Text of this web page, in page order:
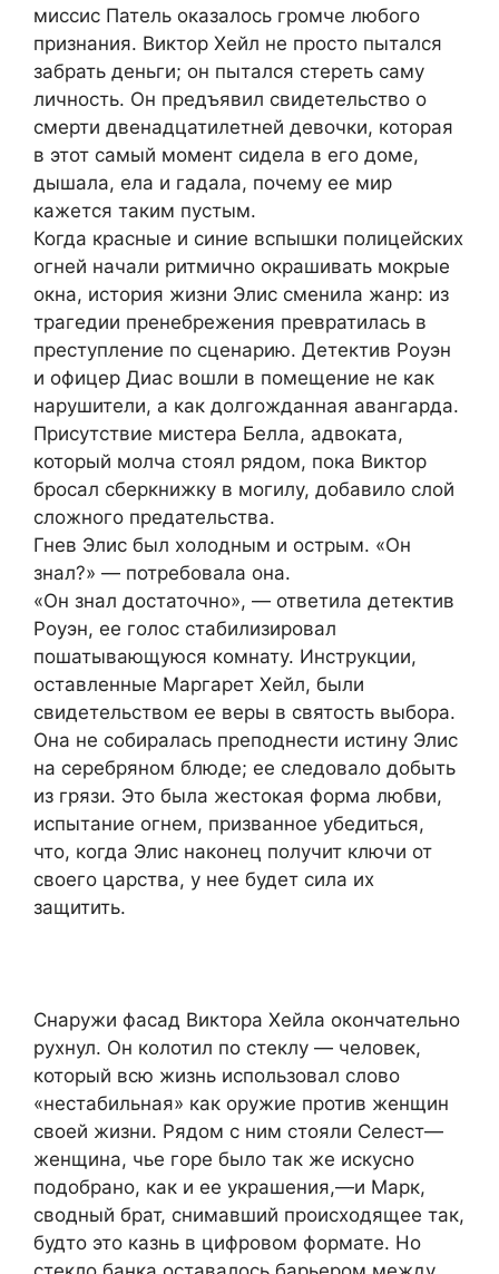
миссис Патель оказалось громче любого
признания. Виктор Хейл не просто пытался
забрать деньги; он пытался стереть саму
личность. Он предъявил свидетельство о
смерти двенадцатилетней девочки, которая
в этот самый момент сидела в его доме,
дышала, ела и гадала, почему ее мир
кажется таким пустым.
Когда красные и синие вспышки полицейских
огней начали ритмично окрашивать мокрые
окна, история жизни Элис сменила жанр: из
трагедии пренебрежения превратилась в
преступление по сценарию. Детектив Роуэн
и офицер Диас вошли в помещение не как
нарушители, а как долгожданная авангарда.
Присутствие мистера Белла, адвоката,
который молча стоял рядом, пока Виктор
бросал сберкнижку в могилу, добавило слой
сложного предательства.
Гнев Элис был холодным и острым. «Он
знал?» — потребовала она.
«Он знал достаточно», — ответила детектив
Роуэн, ее голос стабилизировал
пошатывающуюся комнату. Инструкции,
оставленные Маргарет Хейл, были
свидетельством ее веры в святость выбора.
Она не собиралась преподнести истину Элис
на серебряном блюде; ее следовало добыть
из грязи. Это была жестокая форма любви,
испытание огнем, призванное убедиться,
что, когда Элис наконец получит ключи от
своего царства, у нее будет сила их
защитить.
Снаружи фасад Виктора Хейла окончательно
рухнул. Он колотил по стеклу — человек,
который всю жизнь использовал слово
«нестабильная» как оружие против женщин
своей жизни. Рядом с ним стояли Селест—
женщина, чье горе было так же искусно
подобрано, как и ее украшения,—и Марк,
сводный брат, снимавший происходящее так,
будто это казнь в цифровом формате. Но